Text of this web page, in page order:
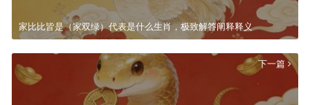
家比比皆是（家双绿）代表是什么生肖，极致解答阐释释义
下一篇